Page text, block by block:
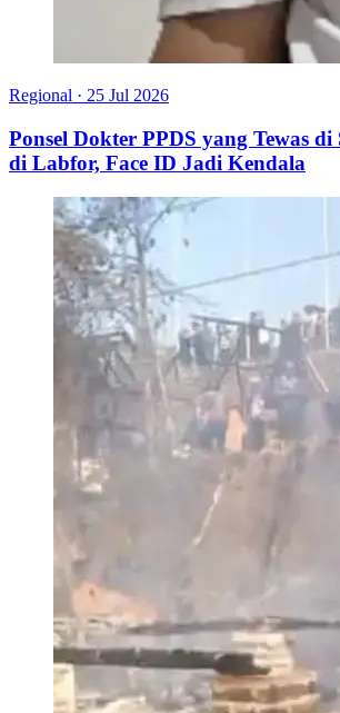
Regional · 25 Jul 2026
Ponsel Dokter PPDS yang Tewas
di Labfor, Face ID Jadi Kendala